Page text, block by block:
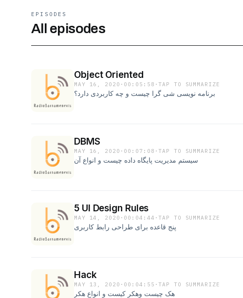
EPISODES
All episodes
Object Oriented
MAY 16, 2020 · 00:05:58 ·TAP TO SUMMARIZE
برنامه نویسی شی گرا چیست و چه کاربردی دارد؟
DBMS
MAY 16, 2020 · 00:07:08 ·TAP TO SUMMARIZE
سیستم مدیریت پایگاه داده چیست و انواع آن
5 UI Design Rules
MAY 14, 2020 · 00:04:44 ·TAP TO SUMMARIZE
پنج قاعده برای طراحی رابط کاربری
Hack
MAY 13, 2020 · 00:04:55 ·TAP TO SUMMARIZE
هک چیست وهکر کیست و انواع هکر